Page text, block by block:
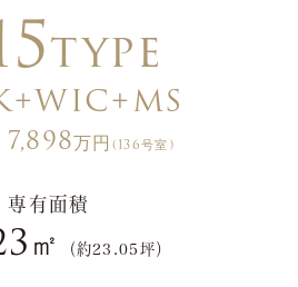
type
7,898万円 (136号室)
専有面積
㎡ （約23.05坪）